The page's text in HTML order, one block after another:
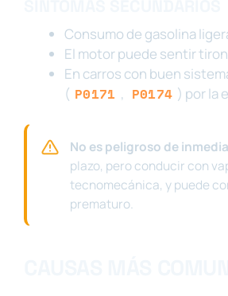
Consumo de gasolina
El motor puede sentir
En carros con buen
( P0171 , P0174 ) por la
No es peligroso de
plazo, pero conducir con
tecnomecánica, y puede
prematuro.